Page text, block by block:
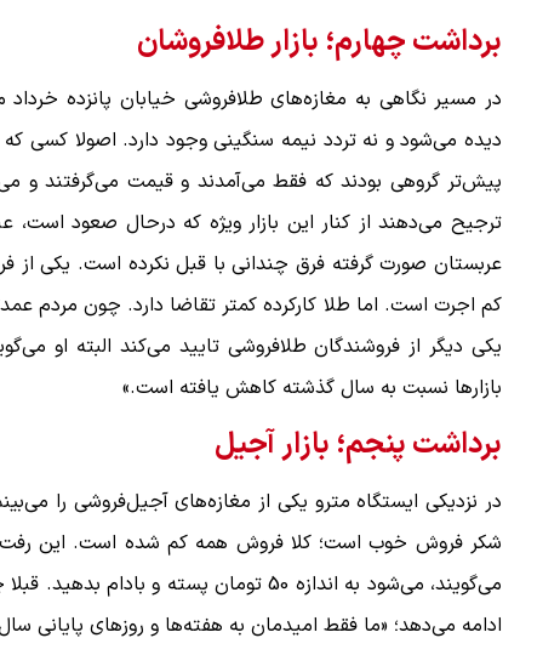
برداشت چهارم؛ بازار طلافروشان
در مسیر نگاهی به مغازه‌های طلافروشی خیابان پانزده
دیده می‌شود و نه تردد نیمه سنگینی وجود دارد. اصولا کسی
پیش‌تر گروهی بودند که فقط می‌آمدند و قیمت می‌گرفتند و
ترجیح می‌دهند از کنار این بازار ویژه که درحال صعود است،
عربستان صورت گرفته فرق چندانی با قبل نکرده است. یکی از
کم اجرت است. اما طلا کارکرده کمتر تقاضا دارد. چون مردم
یکی دیگر از فروشندگان طلافروشی تایید می‌کند البته او
بازارها نسبت به سال گذشته کاهش یافته است.»
برداشت پنجم؛ بازار آجیل
در نزدیکی ایستگاه مترو یکی از مغازه‌های آجیل‌فروشی را
شکر فروش خوب است؛ کلا فروش همه کم شده است. این رفت
می‌گویند، می‌شود به اندازه 50 تومان پسته
ادامه می‌دهد؛ «ما فقط امیدمان به هفته‌ها و روزهای پایانی